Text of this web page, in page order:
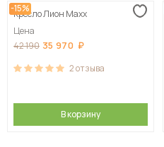
-15%
Кресло Лион Maxx
Цена
42 190 35 970
2отзыва
В корзину